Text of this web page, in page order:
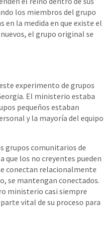
los miembros del grupo
en la medida en que existe el
el grupo original se
experimento de grupos
El ministerio estaba
pequeños estaban
y la mayoría del equipo
grupos comunitarios de
que los no creyentes pueden
conectan relacionalmente
se mantengan conectados.
ministerio casi siempre
vital de su proceso para